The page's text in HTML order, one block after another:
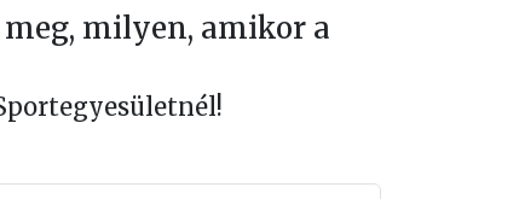
meg, milyen, amikor a